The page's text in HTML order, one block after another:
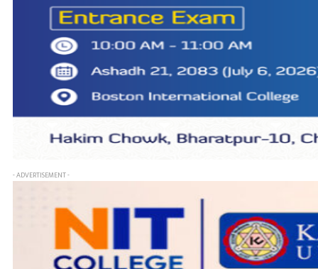
- ADVERTISEMENT -